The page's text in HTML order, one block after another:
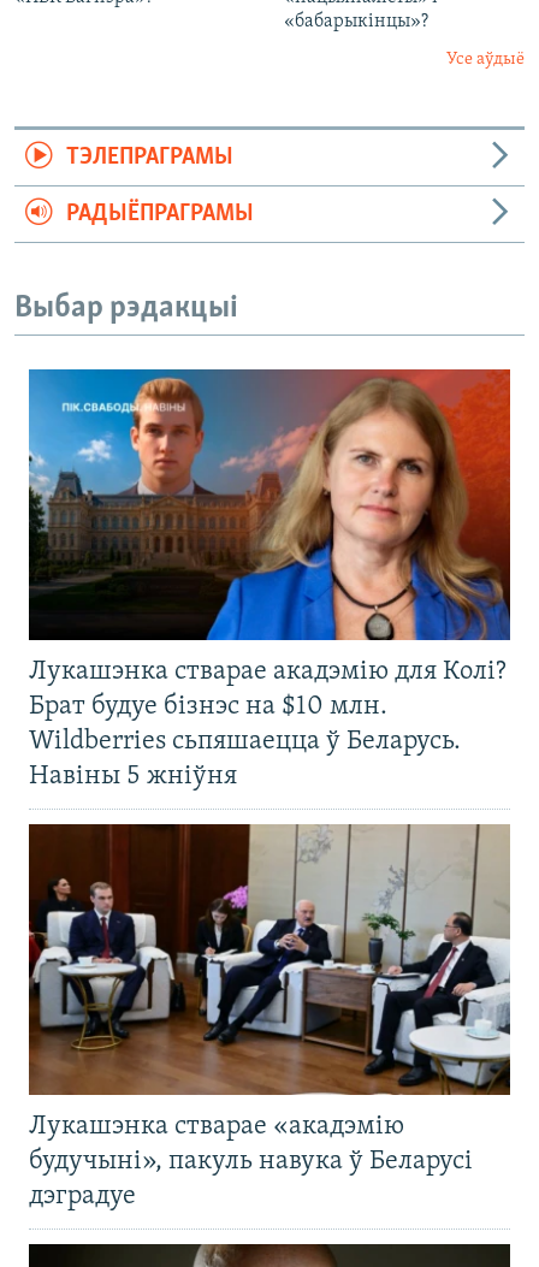
«бабарыкінцы»?
Усе аўдыё
ТЭЛЕПРАГРАМЫ
РАДЫЁПРАГРАМЫ
Выбар рэдакцыі
Лукашэнка стварае акадэмію для Колі?
Брат будуе бізнэс на $10 млн.
Wildberries сьпяшаецца ў Беларусь.
Навіны 5 жніўня
Лукашэнка стварае «акадэмію
будучыні», пакуль навука ў Беларусі
дэградуе